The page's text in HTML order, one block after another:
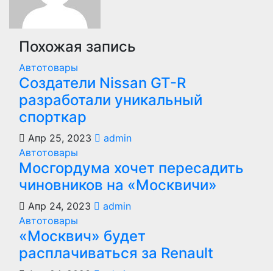
Похожая запись
Автотовары
Создатели Nissan GT-R
разработали уникальный
спорткар
Апр 25, 2023
admin
Автотовары
Мосгордума хочет пересадить
чиновников на «Москвичи»
Апр 24, 2023
admin
Автотовары
«Москвич» будет
расплачиваться за Renault